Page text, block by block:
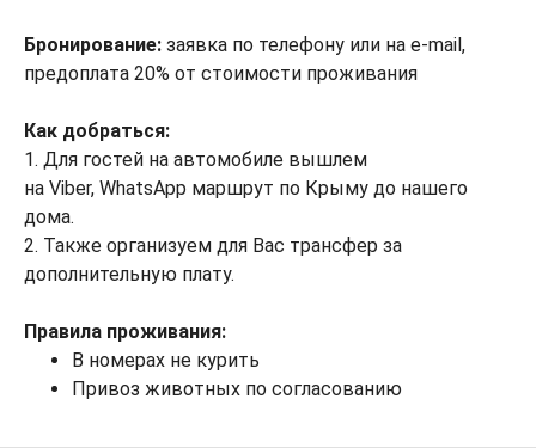
Бронирование: заявка по телефону или на e-mail,
предоплата 20% от стоимости проживания
Как добраться:
1. Для гостей на автомобиле вышлем
на Viber, WhatsApp маршрут по Крыму до нашего
дома.
2. Также организуем для Вас трансфер за
дополнительную плату.
Правила проживания:
В номерах не курить
Привоз животных по согласованию